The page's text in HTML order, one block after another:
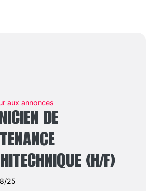
aux annonces
DE
(H/F)
25